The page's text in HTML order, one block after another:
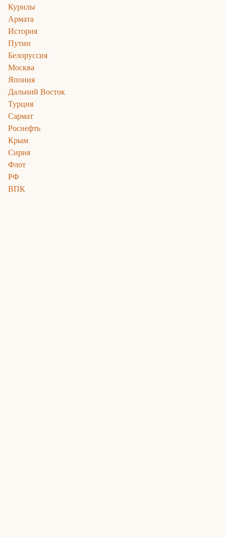
Курилы
Армата
История
Путин
Белоруссия
Москва
Япония
Дальний Восток
Турция
Сармат
Роснефть
Крым
Сирия
Флот
РФ
ВПК